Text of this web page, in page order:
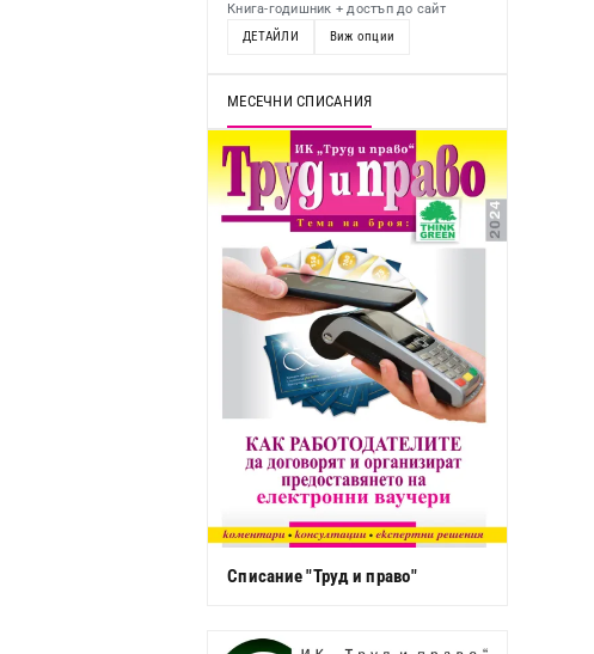
Книга-годишник + достъп до сайт
ДЕТАЙЛИ
Виж опции
МЕСЕЧНИ СПИСАНИЯ
Списание "Труд и право"